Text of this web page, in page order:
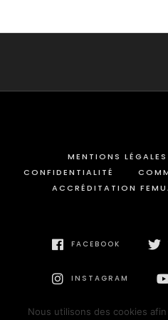
MENTIONS LÉGALES
CONFIDENTIALITÉ
ACCRÉDITATION
FACEBOOK
INSTAGRAM
Nous utilisons des cookies